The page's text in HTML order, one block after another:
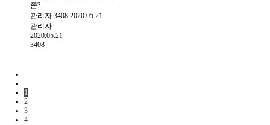
쯤?
관리자 3408 2020.05.21
관리자
2020.05.21
3408
1
2
3
4